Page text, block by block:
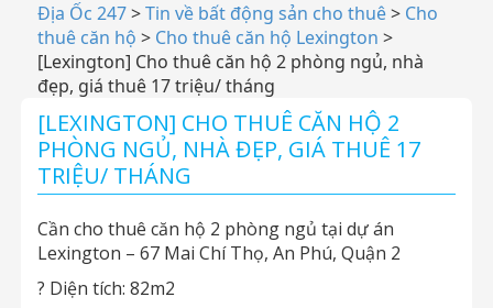
Địa Ốc 247>Tin về bất động sản cho thuê> Cho
thuê căn hộ > Cho thuê căn hộ Lexington >
[Lexington] Cho thuê căn hộ 2 phòng ngủ, nhà
đẹp, giá thuê 17 triệu/ tháng
[LEXINGTON] CHO THUÊ CĂN HỘ 2
PHÒNG NGỦ, NHÀ ĐẸP, GIÁ THUÊ 17
TRIỆU/ THÁNG
Cần cho thuê căn hộ 2 phòng ngủ tại dự án
Lexington – 67 Mai Chí Thọ, An Phú, Quận 2
? Diện tích: 82m2